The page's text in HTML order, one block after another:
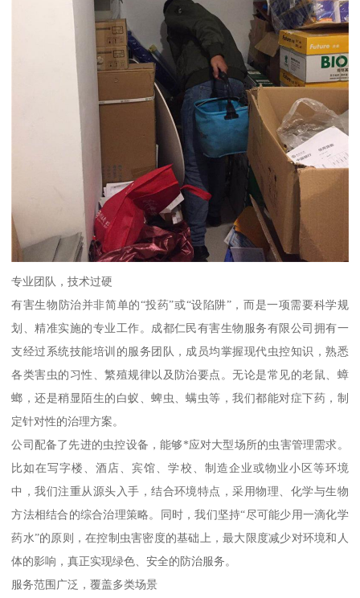
专业团队，技术过硬
有害生物防治并非简单的“投药”或“设陷阱”，而是一项需要科学规
划、精准实施的专业工作。成都仁民有害生物服务有限公司拥有一
支经过系统技能培训的服务团队，成员均掌握现代虫控知识，熟悉
各类害虫的习性、繁殖规律以及防治要点。无论是常见的老鼠、蟑
螂，还是稍显陌生的白蚁、蜱虫、螨虫等，我们都能对症下药，制
定针对性的治理方案。
公司配备了先进的虫控设备，能够*应对大型场所的虫害管理需求。
比如在写字楼、酒店、宾馆、学校、制造企业或物业小区等环境
中，我们注重从源头入手，结合环境特点，采用物理、化学与生物
方法相结合的综合治理策略。同时，我们坚持“尽可能少用一滴化学
药水”的原则，在控制虫害密度的基础上，最大限度减少对环境和人
体的影响，真正实现绿色、安全的防治服务。
服务范围广泛，覆盖多类场景